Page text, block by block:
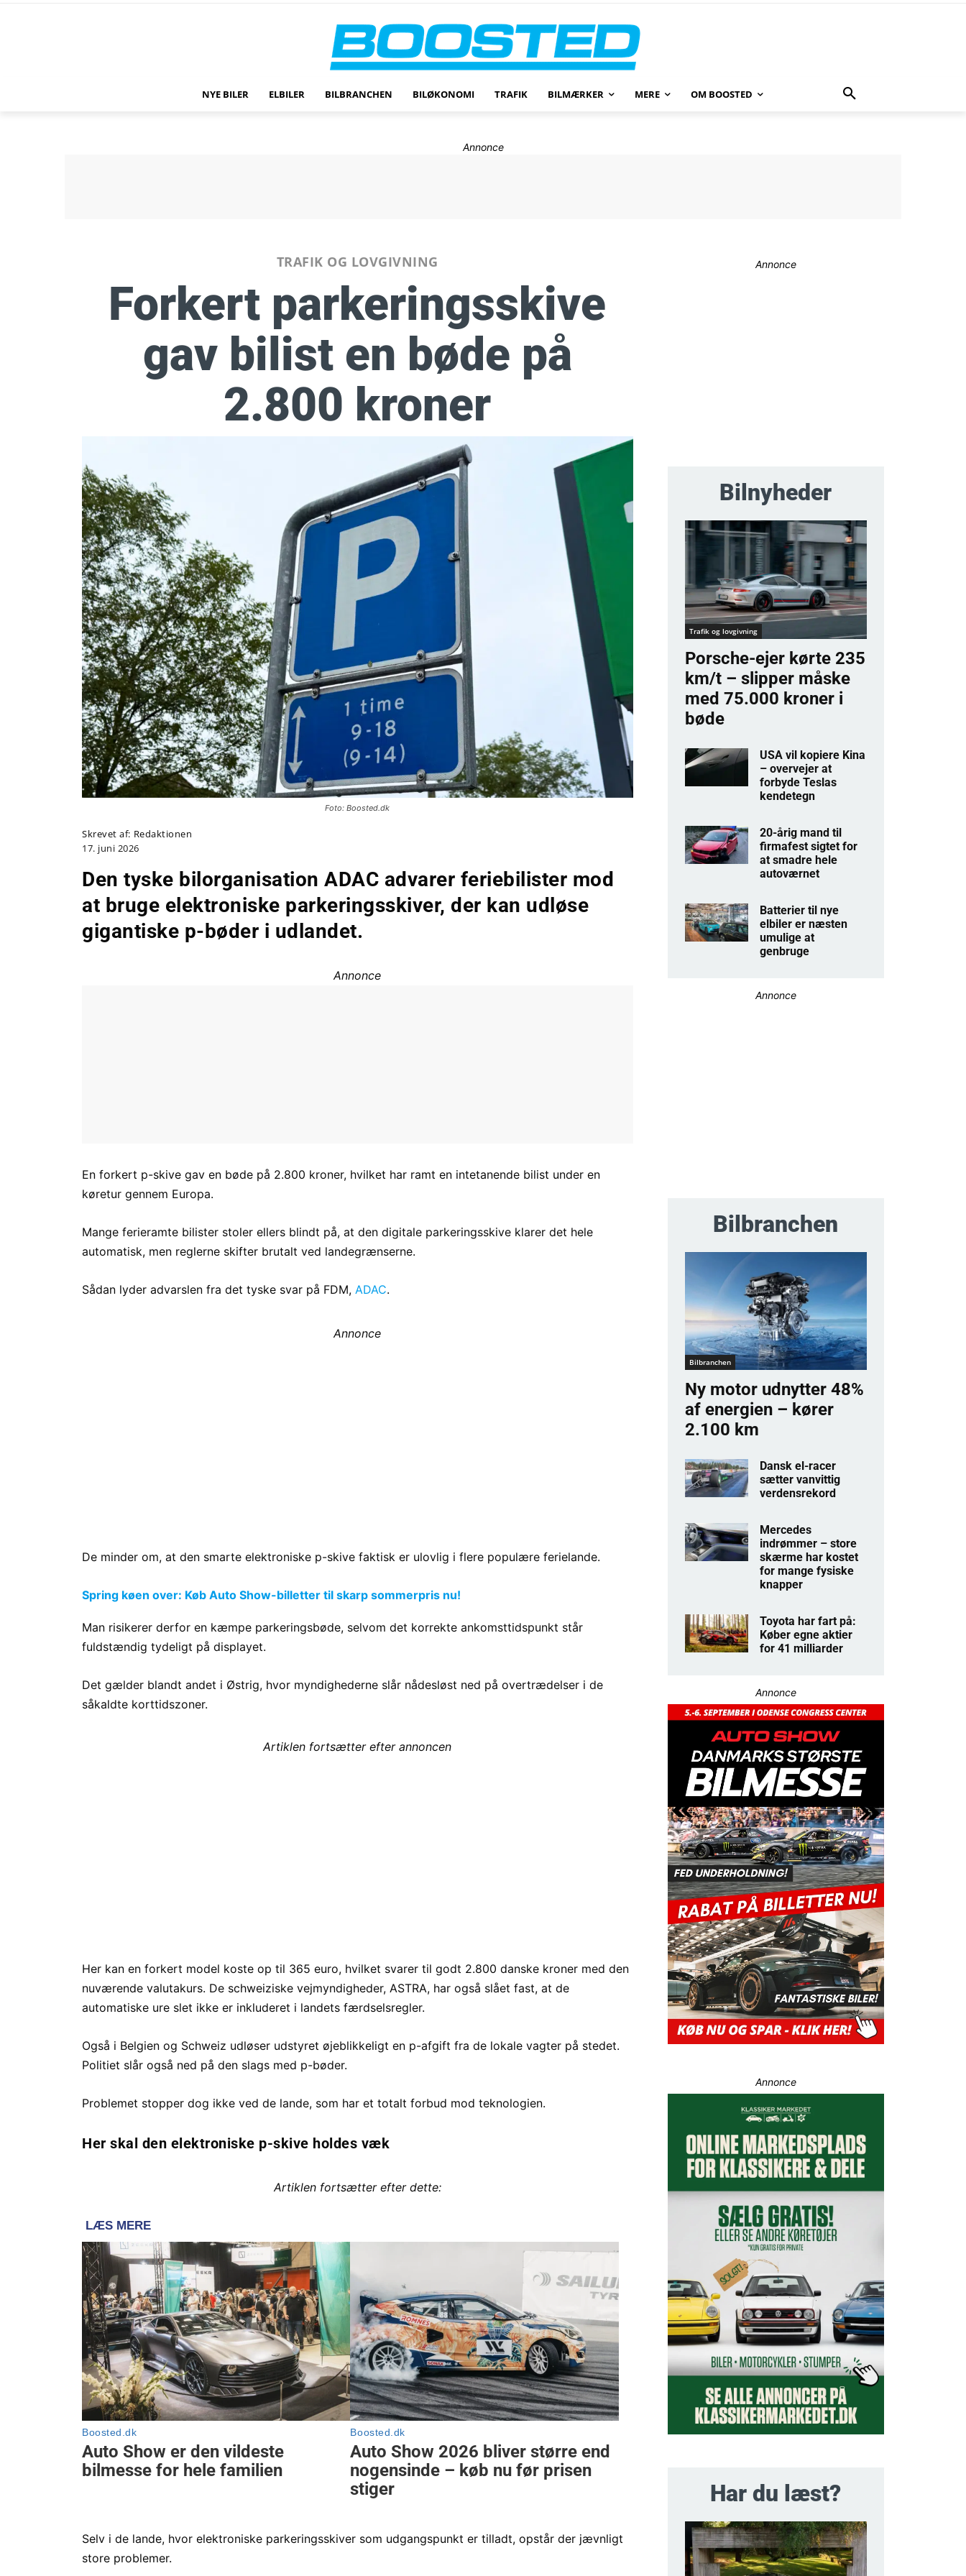
NYE BILER ELBILER BILBRANCHEN BILØKONOMI TRAFIK BILMÆRKER MERE OM BOOSTED
Annonce
TRAFIK OG LOVGIVNING
Forkert parkeringsskive
gav bilist en bøde på
2.800 kroner
Foto: Boosted.dk
Skrevet af: Redaktionen
17. juni 2026
Den tyske bilorganisation ADAC advarer feriebilister mod
at bruge elektroniske parkeringsskiver, der kan udløse
gigantiske p-bøder i udlandet.
Annonce
En forkert p-skive gav en bøde på 2.800 kroner, hvilket har ramt en intetanende bilist under en
køretur gennem Europa.
Mange ferieramte bilister stoler ellers blindt på, at den digitale parkeringsskive klarer det hele
automatisk, men reglerne skifter brutalt ved landegrænserne.
Sådan lyder advarslen fra det tyske svar på FDM, ADAC.
Annonce
De minder om, at den smarte elektroniske p-skive faktisk er ulovlig i flere populære ferielande.
Spring køen over: Køb Auto Show-billetter til skarp sommerpris nu!
Man risikerer derfor en kæmpe parkeringsbøde, selvom det korrekte ankomsttidspunkt står
fuldstændig tydeligt på displayet.
Det gælder blandt andet i Østrig, hvor myndighederne slår nådesløst ned på overtrædelser i de
såkaldte korttidszoner.
Artiklen fortsætter efter annoncen
Her kan en forkert model koste op til 365 euro, hvilket svarer til godt 2.800 danske kroner med den
nuværende valutakurs. De schweiziske vejmyndigheder, ASTRA, har også slået fast, at de
automatiske ure slet ikke er inkluderet i landets færdselsregler.
Også i Belgien og Schweiz udløser udstyret øjeblikkeligt en p-afgift fra de lokale vagter på stedet.
Politiet slår også ned på den slags med p-bøder.
Problemet stopper dog ikke ved de lande, som har et totalt forbud mod teknologien.
Her skal den elektroniske p-skive holdes væk
Artiklen fortsætter efter dette:
Selv i de lande, hvor elektroniske parkeringsskiver som udgangspunkt er tilladt, opstår der jævnligt
store problemer.
Annonce
Bilnyheder
Trafik og lovgivning
Porsche-ejer kørte 235
km/t – slipper måske
med 75.000 kroner i
bøde
USA vil kopiere Kina
– overvejer at
forbyde Teslas
kendetegn
20-årig mand til
firmafest sigtet for
at smadre hele
autoværnet
Batterier til nye
elbiler er næsten
umulige at
genbruge
Annonce
Bilbranchen
Bilbranchen
Ny motor udnytter 48%
af energien – kører
2.100 km
Dansk el-racer
sætter vanvittig
verdensrekord
Mercedes
indrømmer – store
skærme har kostet
for mange fysiske
knapper
Toyota har fart på:
Køber egne aktier
for 41 milliarder
Annonce
Annonce
Har du læst?